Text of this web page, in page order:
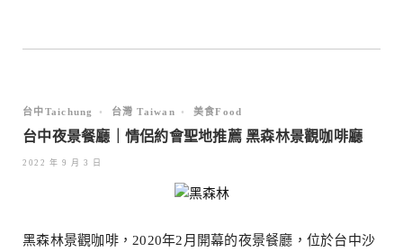
台中Taichung • 台灣 Taiwan • 美食Food
台中夜景餐廳｜情侶約會聖地推薦 黑森林景觀咖啡廳
2022 年 9 月 3 日
黑森林景觀咖啡，2020年2月開幕的夜景餐廳，位於台中沙